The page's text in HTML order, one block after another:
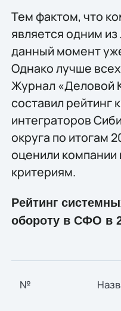
Тем фактом, что
является одним
данный момент
Однако лучше
Журнал «Деловой
составил рейтинг
интеграторов
округа по итогам
оценили
критериям.
Рейтинг
обороту в СФО в
№